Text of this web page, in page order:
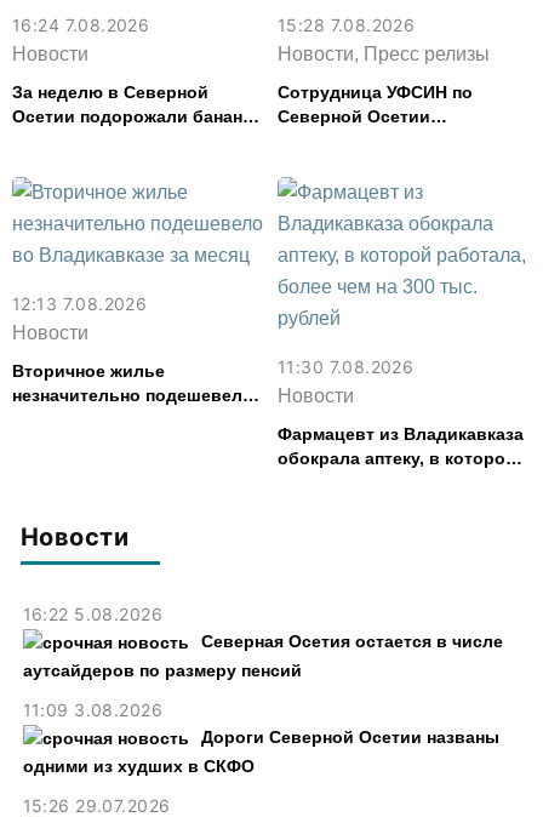
Новости
16:22 5.08.2026
Северная Осетия остается в числе
аутсайдеров по размеру пенсий
11:09 3.08.2026
Дороги Северной Осетии названы
одними из худших в СКФО
15:26 29.07.2026
16:24 7.08.2026
Новости
За неделю в Северной
Осетии подорожали бананы
картофель
15:28 7.08.2026
Новости, Пресс релизы
Сотрудница УФСИН по
Северной Осетии
смыслов»
12:13 7.08.2026
Новости
Вторичное жилье
незначительно подешевело
11:30 7.08.2026
Новости
Фармацевт из Владикавказа
обокрала аптеку, в которой